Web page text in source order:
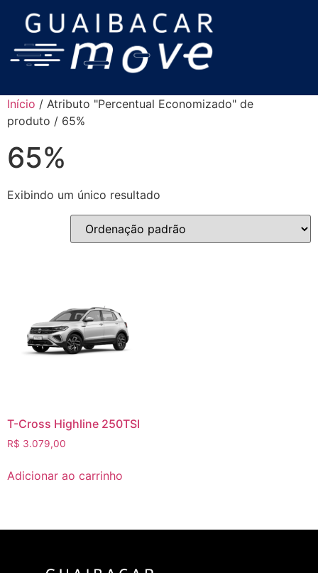
Início / Atributo "Percentual Economizado" de
produto / 65%
65%
Exibindo um único resultado
T-Cross Highline 250TSI
R$ 3.079,00
Adicionar ao carrinho